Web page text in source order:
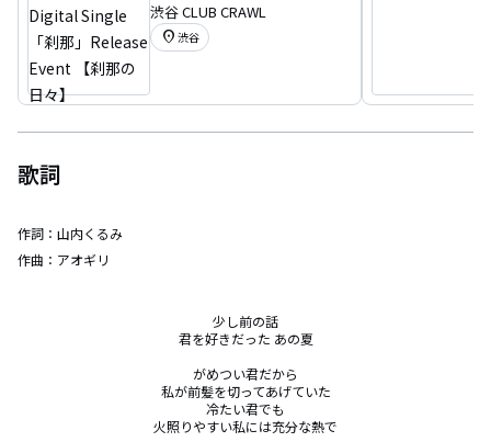
「刹那」Release Event
【刹那の日々】
渋谷 CLUB CRAWL
location_on 渋谷
歌詞
作詞： 山内くるみ
作曲： アオギリ
少し前の話
君を好きだった あの夏
がめつい君だから
私が前髪を切ってあげていた
冷たい君でも
火照りやすい私には充分な熱で